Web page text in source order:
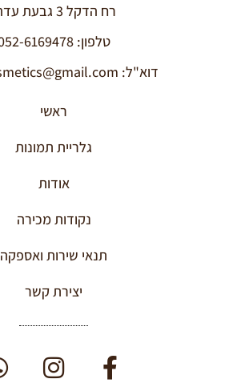
רח הדקל 3 גבעת עדה.
טלפון: 052-6169478
דוא"ל: amorcosmetics@gmail.com
ראשי
גלריית תמונות
אודות
נקודות מכירה
תנאי שירות ואספקה
יצירת קשר